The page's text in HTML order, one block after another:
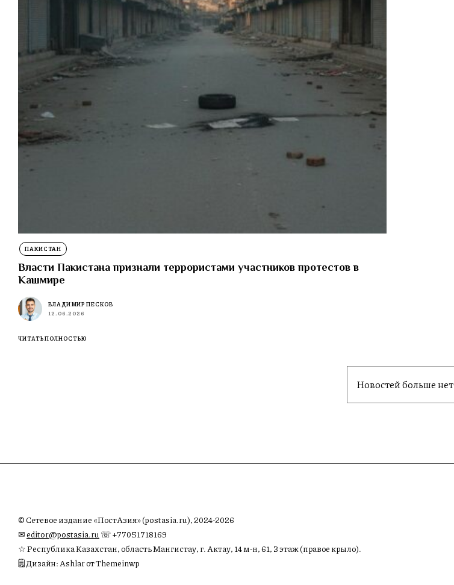
ПАКИСТАН
Власти Пакистана признали террористами участников протестов в
Кашмире
ВЛАДИМИР ПЕСКОВ
12.06.2026
ЧИТАТЬ ПОЛНОСТЬЮ
Новостей больше нет
© Сетевое издание «ПостАзия» (postasia.ru), 2024-2026
✉︎editor@postasia.ru ☏ +77051718169
☆ Республика Казахстан, область Мангистау, г. Актау, 14 м-н, 61, 3 этаж (правое крыло).
🗒 Дизайн: Ashlar от Themeinwp